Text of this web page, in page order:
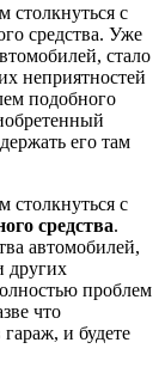
с
средства. Уже
стало
неприятностей
подобного
его там
с
средства.
автомобилей,
других
проблем
что
и будете